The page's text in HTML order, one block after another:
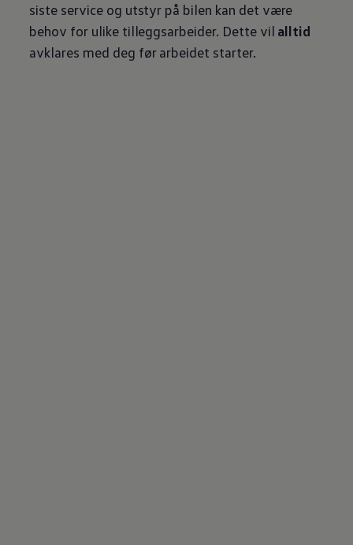
siste service og utstyr på bilen kan det være
behov for ulike tilleggsarbeider. Dette vil alltid
avklares med deg før arbeidet starter.